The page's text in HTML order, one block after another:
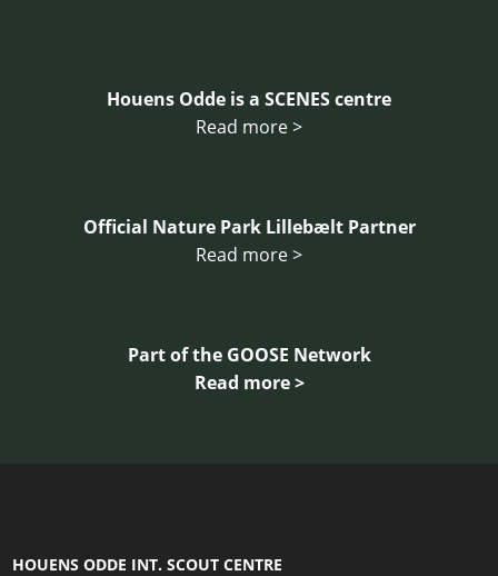
Houens Odde is a SCENES centre
Read more >
Official Nature Park Lillebælt Partner
Read more >
Part of the GOOSE Network
Read more >
HOUENS ODDE INT. SCOUT CENTRE